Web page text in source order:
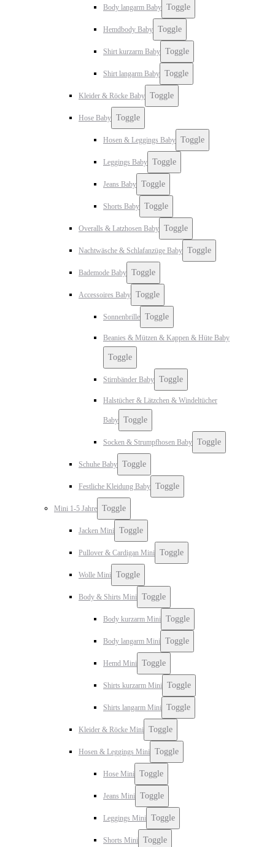
Body langarm Baby Toggle
Hemdbody Baby Toggle
Shirt kurzarm Baby Toggle
Shirt langarm Baby Toggle
Kleider & Röcke Baby Toggle
Hose Baby Toggle
Hosen & Leggings Baby Toggle
Leggings Baby Toggle
Jeans Baby Toggle
Shorts Baby Toggle
Overalls & Latzhosen Baby Toggle
Nachtwäsche & Schlafanzüge Baby Toggle
Bademode Baby Toggle
Accessoires Baby Toggle
Sonnenbrille Toggle
Beanies & Mützen & Kappen & Hüte Baby
Toggle
Stirnbänder Baby Toggle
Halstücher & Lätzchen & Windeltücher
Baby Toggle
Socken & Strumpfhosen Baby Toggle
Schuhe Baby Toggle
Festliche Kleidung Baby Toggle
Mini 1-5 Jahre Toggle
Jacken Mini Toggle
Pullover & Cardigan Mini Toggle
Wolle Mini Toggle
Body & Shirts Mini Toggle
Body kurzarm Mini Toggle
Body langarm Mini Toggle
Hemd Mini Toggle
Shirts kurzarm Mini Toggle
Shirts langarm Mini Toggle
Kleider & Röcke Mini Toggle
Hosen & Leggings Mini Toggle
Hose Mini Toggle
Jeans Mini Toggle
Leggings Mini Toggle
Shorts Mini Toggle